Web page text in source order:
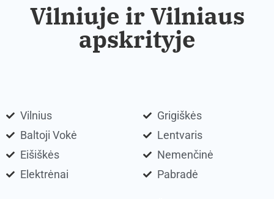
Vilniuje ir Vilniaus
apskrityje
Vilnius
Baltoji Vokė
Eišiškės
Elektrėnai
Grigiškės
Lentvaris
Nemenčinė
Pabradė